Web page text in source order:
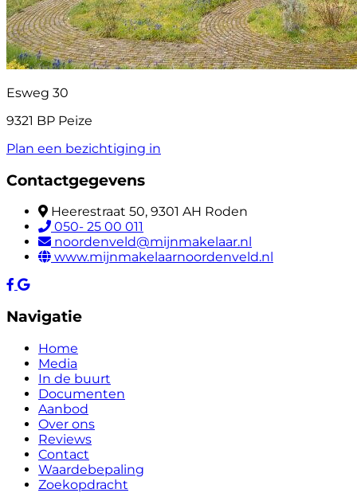
Esweg 30
9321 BP Peize
Plan een bezichtiging in
Contactgegevens
Heerestraat 50, 9301 AH Roden
050- 25 00 011
noordenveld@mijnmakelaar.nl
www.mijnmakelaarnoordenveld.nl
Navigatie
Home
Media
In de buurt
Documenten
Aanbod
Over ons
Reviews
Contact
Waardebepaling
Zoekopdracht